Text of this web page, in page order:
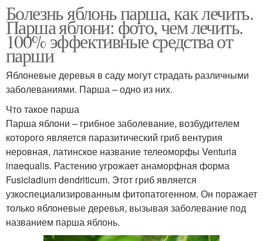
Болезнь яблонь парша, как лечить.
Парша яблони: фото, чем лечить.
100% эффективные средства от
парши
Яблоневые деревья в саду могут страдать различными
заболеваниями. Парша – одно из них.
Что такое парша
Парша яблони – грибное заболевание, возбудителем
которого является паразитический гриб вентурия
неровная, латинское название телеоморфы Venturia
inaequalis. Растению угрожает анаморфная форма
Fusicladium dendriticum. Этот гриб является
узкоспециализированным фитопатогенном. Он поражает
только яблоневые деревья, вызывая заболевание под
названием парша яблонь.